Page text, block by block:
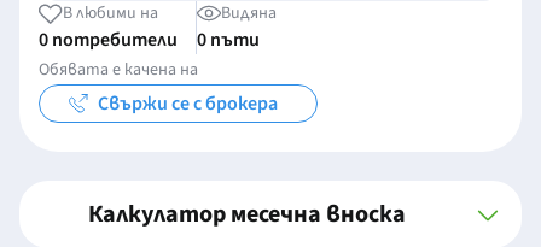
В любими на
0 потребители
Видяна
0 пъти
Обявата е качена на
Свържи се с брокера
Калкулатор месечна вноска